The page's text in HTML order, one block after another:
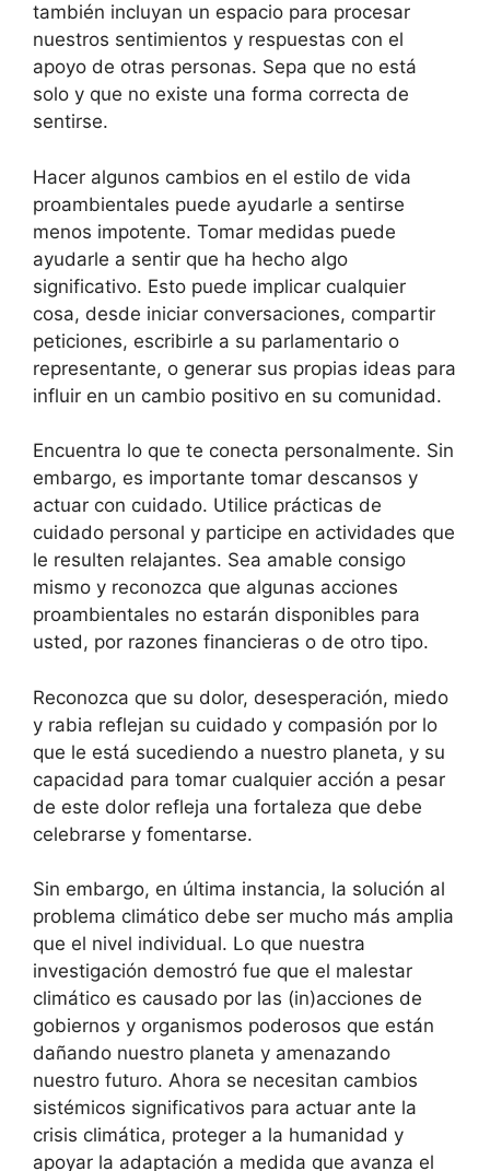
también incluyan un espacio para procesar
nuestros sentimientos y respuestas con el
apoyo de otras personas. Sepa que no está
solo y que no existe una forma correcta de
sentirse.
Hacer algunos cambios en el estilo de vida
proambientales puede ayudarle a sentirse
menos impotente. Tomar medidas puede
ayudarle a sentir que ha hecho algo
significativo. Esto puede implicar cualquier
cosa, desde iniciar conversaciones, compartir
peticiones, escribirle a su parlamentario o
representante, o generar sus propias ideas para
influir en un cambio positivo en su comunidad.
Encuentra lo que te conecta personalmente. Sin
embargo, es importante tomar descansos y
actuar con cuidado. Utilice prácticas de
cuidado personal y participe en actividades que
le resulten relajantes. Sea amable consigo
mismo y reconozca que algunas acciones
proambientales no estarán disponibles para
usted, por razones financieras o de otro tipo.
Reconozca que su dolor, desesperación, miedo
y rabia reflejan su cuidado y compasión por lo
que le está sucediendo a nuestro planeta, y su
capacidad para tomar cualquier acción a pesar
de este dolor refleja una fortaleza que debe
celebrarse y fomentarse.
Sin embargo, en última instancia, la solución al
problema climático debe ser mucho más amplia
que el nivel individual. Lo que nuestra
investigación demostró fue que el malestar
climático es causado por las (in)acciones de
gobiernos y organismos poderosos que están
dañando nuestro planeta y amenazando
nuestro futuro. Ahora se necesitan cambios
sistémicos significativos para actuar ante la
crisis climática, proteger a la humanidad y
apoyar la adaptación a medida que avanza el